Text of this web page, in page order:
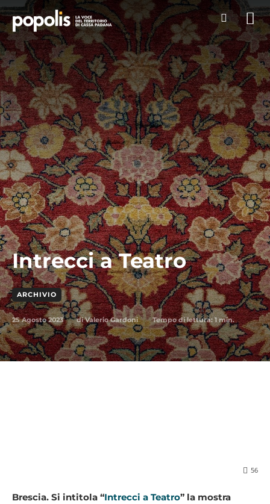
Intrecci a Teatro
ARCHIVIO
25 Agosto 2023 di Valerio Gardoni Tempo di lettura:1min.
56
Brescia. Si intitola “Intrecci a Teatro” la mostra